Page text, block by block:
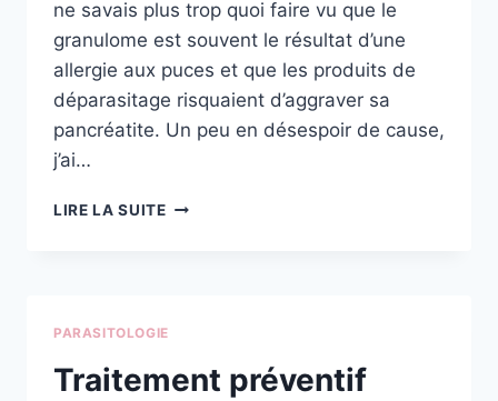
ne savais plus trop quoi faire vu que le
granulome est souvent le résultat d’une
allergie aux puces et que les produits de
déparasitage risquaient d’aggraver sa
pancréatite. Un peu en désespoir de cause,
j’ai…
LIRE LA SUITEANTI-
PARASITOLOGIE
Traitement préventif